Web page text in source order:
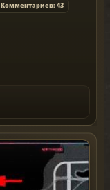
Комментариев: 43